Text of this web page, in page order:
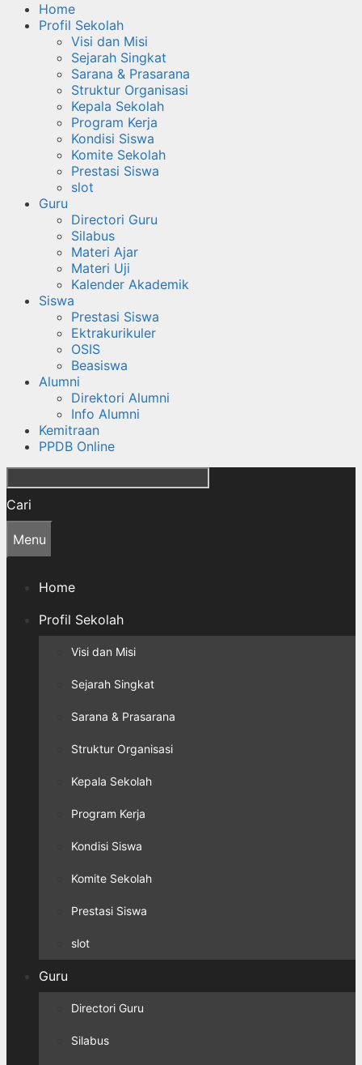
Home
Profil Sekolah
Visi dan Misi
Sejarah Singkat
Sarana & Prasarana
Struktur Organisasi
Kepala Sekolah
Program Kerja
Kondisi Siswa
Komite Sekolah
Prestasi Siswa
slot
Guru
Directori Guru
Silabus
Materi Ajar
Materi Uji
Kalender Akademik
Siswa
Prestasi Siswa
Ektrakurikuler
OSIS
Beasiswa
Alumni
Direktori Alumni
Info Alumni
Kemitraan
PPDB Online
Cari
Menu
Home
Profil Sekolah
Visi dan Misi
Sejarah Singkat
Sarana & Prasarana
Struktur Organisasi
Kepala Sekolah
Program Kerja
Kondisi Siswa
Komite Sekolah
Prestasi Siswa
slot
Guru
Directori Guru
Silabus